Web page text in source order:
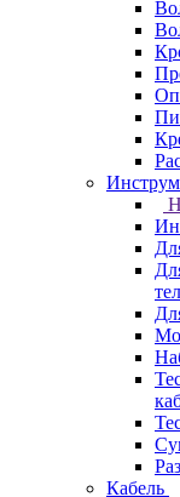
Кабель